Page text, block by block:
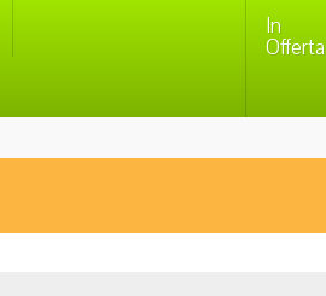
In
Offerta